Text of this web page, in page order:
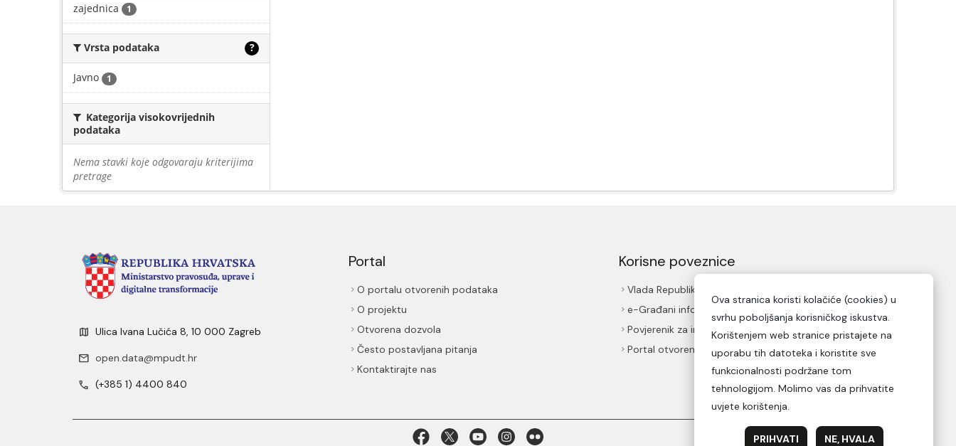
zajednica 1
Vrsta podataka ?
Javno 1
Kategorija visokovrijednih
podataka
Nema stavki koje odgovaraju kriterijima
pretrage